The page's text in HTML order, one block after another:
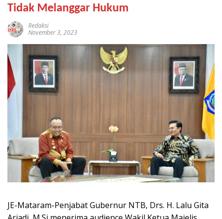
Tidak Melanggar Hukum
Redaksi
November 3, 2023
JE-Mataram-Penjabat Gubernur NTB, Drs. H. Lalu Gita